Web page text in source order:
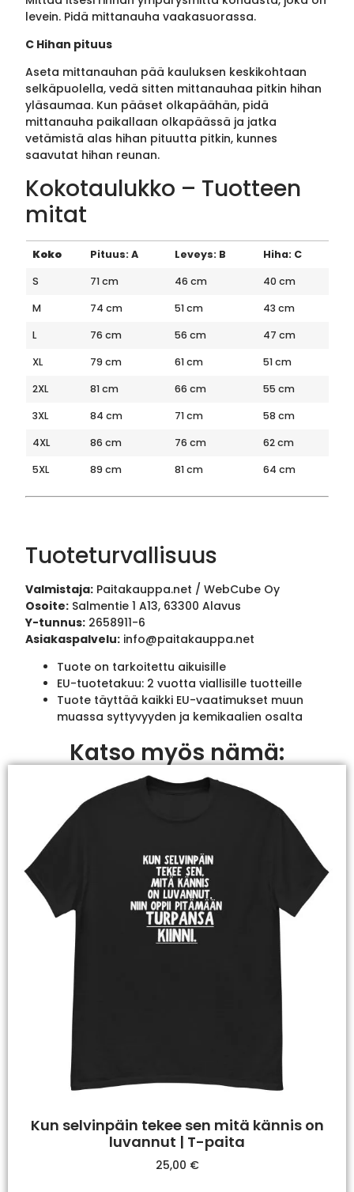
levein. Pidä mittanauha vaakasuorassa.
C Hihan pituus
Aseta mittanauhan pää kauluksen keskikohtaan
selkäpuolella, vedä sitten mittanauhaa pitkin hihan
yläsaumaa. Kun pääset olkapäähän, pidä
mittanauha paikallaan olkapäässä ja jatka
vetämistä alas hihan pituutta pitkin, kunnes
saavutat hihan reunan.
Kokotaulukko – Tuotteen
mitat
Koko Pituus: A Leveys: B
Hiha: C
S
71 cm 46 cm
40 cm
M
74 cm 51 cm
43 cm
L
76 cm 56 cm
47 cm
XL
79 cm 61 cm
51 cm
2XL
81 cm 66 cm
55 cm
3XL
84 cm 71 cm
58 cm
4XL
86 cm 76 cm
62 cm
5XL
89 cm 81 cm 64 cm
Tuoteturvallisuus
Valmistaja: Paitakauppa.net / WebCube Oy
Osoite: Salmentie 1 A13, 63300 Alavus
Y-tunnus: 2658911-6
Asiakaspalvelu: info@paitakauppa.net
Tuote on tarkoitettu aikuisille
EU-tuotetakuu: 2 vuotta viallisille tuotteille
Tuote täyttää kaikki EU-vaatimukset muun
muassa syttyvyyden ja kemikaalien osalta
Katso myös nämä:
Kun selvinpäin tekee sen mitä kännis on
luvannut | T-paita
25,00 €